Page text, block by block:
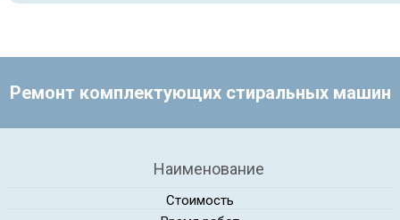
Ремонт комплектующих стиральных машин
Наименование
Стоимость